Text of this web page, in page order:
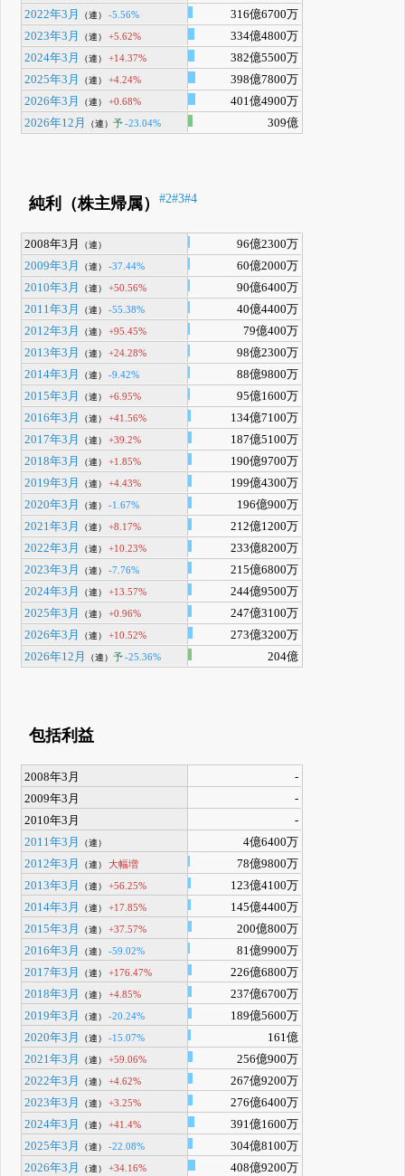
2022年3月
（連） -5.56%
316億6700万
2023年3月
（連） +5.62%
334億4800万
2024年3月
（連） +14.37%
382億5500万
2025年3月
（連） +4.24%
398億7800万
2026年3月
（連） +0.68%
401億4900万
2026年12月
（連）予-23.04% 309億
純利（株主帰属）#2#3#4
2008年3月 （連）
96億2300万
2009年3月
（連） -37.44%
60億2000万
2010年3月
（連） +50.56%
90億6400万
2011年3月
（連） -55.38%
40億4400万
2012年3月
（連） +95.45%
79億400万
2013年3月
（連） +24.28%
98億2300万
2014年3月
（連） -9.42%
88億9800万
2015年3月
（連） +6.95%
95億1600万
2016年3月
（連） +41.56%
134億7100万
2017年3月
（連） +39.2%
187億5100万
2018年3月
（連） +1.85%
190億9700万
2019年3月
（連） +4.43%
199億4300万
2020年3月
（連） -1.67%
196億900万
2021年3月
（連） +8.17%
212億1200万
2022年3月
（連） +10.23%
233億8200万
2023年3月
（連） -7.76%
215億6800万
2024年3月
（連） +13.57%
244億9500万
2025年3月
（連） +0.96%
247億3100万
2026年3月
（連） +10.52%
273億3200万
2026年12月
（連）予-25.36% 204億
包括利益
2008年3月
-
2009年3月
-
2010年3月
-
2011年3月
（連）
4億6400万
2012年3月
（連） 大幅増
78億9800万
2013年3月
（連） +56.25%
123億4100万
2014年3月
（連） +17.85%
145億4400万
2015年3月
（連） +37.57%
200億800万
2016年3月
（連） -59.02%
81億9900万
2017年3月
（連） +176.47%
226億6800万
2018年3月
（連） +4.85%
237億6700万
2019年3月
（連） -20.24%
189億5600万
2020年3月
（連） -15.07%
161億
2021年3月
（連） +59.06%
256億900万
2022年3月
（連） +4.62%
267億9200万
2023年3月
（連） +3.25%
276億6400万
2024年3月
（連） +41.4%
391億1600万
2025年3月
（連） -22.08%
304億8100万
2026年3月
（連） +34.16% 408億9200万